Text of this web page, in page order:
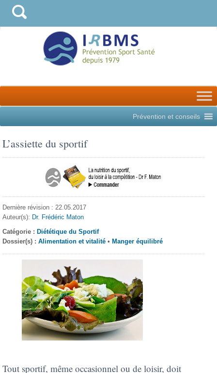
Prévention et conseils
L’assiette du sportif
Dernière révision : 22.05.2017
Auteur(s): Dr. Frédéric Maton
Catégorie : Diététique du Sportif
Dossier(s) :Alimentation et vitalité • Manger équilibré
Tout sportif, même occasionnel ou de loisir, doit